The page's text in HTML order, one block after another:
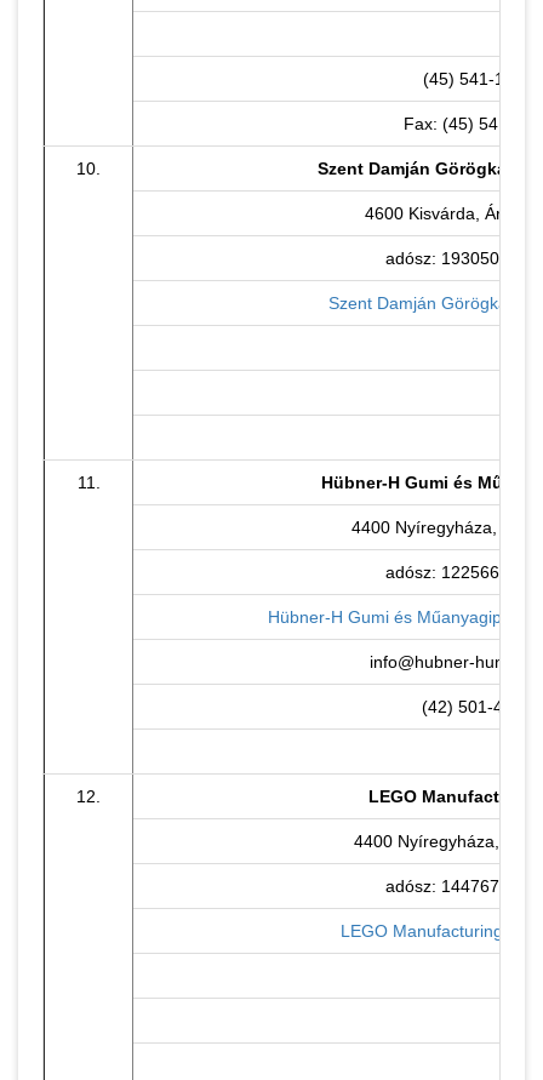
(45) 541-110
Fax: (45) 541-119
10. Szent Damján
4600 Kisvárda, Árpád
adósz: 19305073-
Szent Damján
11. Hübner-H Gumi és
4400 Nyíregyháza,
adósz: 12256600-
Hübner-H Gumi és Műanyagipari
info@hubner-
(42) 501-400
12. LEGO
4400 Nyíregyháza,
adósz: 14476732-
LEGO Manufacturing Kft.